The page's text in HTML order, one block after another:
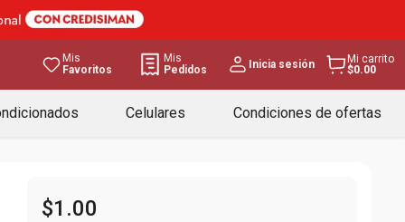
Mis
Favoritos
Mis
Pedidos
Inicia sesión
Mi carrito
$0.00
Celulares Condiciones de ofertas
$1 .00